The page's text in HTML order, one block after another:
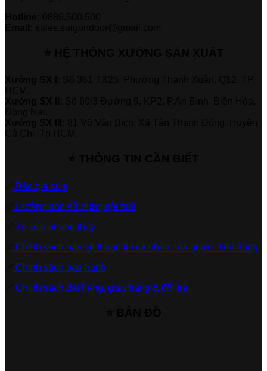
Báo giá cửa
Hướng dẫn sử dụng nội thất
Tư vấn phong thủy
Chính sách bảo vệ thông tin cá nhân của người tiêu dùng
Chính sách bảo hành
Chính sách đặt hàng, giao hàng & đổi trả